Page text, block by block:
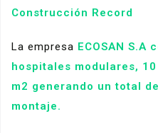
Construcción Record
La empresa ECOSAN S.A
hospitales modulares,
m2 generando un total
montaje.